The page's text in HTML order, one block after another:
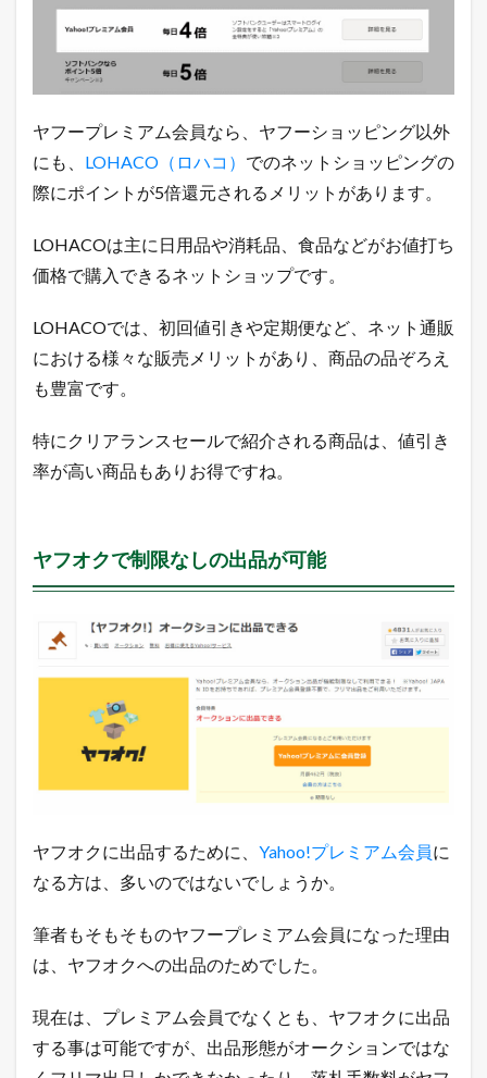
な
ら
、
ヤ
プ
ミ
ア
ム
員
特
典
受
ら
れ
る
6
フ
ミ
ア
ム
員
特
ヤフープレミアム会員なら、ヤフーショッピング以外
にも、 LOHACO（ロハコ） でのネットショッピングの
際にポイントが5倍還元されるメリットがあります。
LOHACOは主に日用品や消耗品、食品などがお値打ち
価格で購入できるネットショップです。
LOHACOでは、初回値引きや定期便など、ネット通販
における様々な販売メリットがあり、商品の品ぞろえ
も豊富です。
特にクリアランスセールで紹介される商品は、値引き
率が高い商品もありお得ですね。
ヤフオクで制限なしの出品が可能
ヤフオクに出品するために、 Yahoo!プレミアム会員に
なる方は、多いのではないでしょうか。
筆者もそもそものヤフープレミアム会員になった理由
は、ヤフオクへの出品のためでした。
現在は、プレミアム会員でなくとも、ヤフオクに出品
する事は可能ですが、出品形態がオークションではな